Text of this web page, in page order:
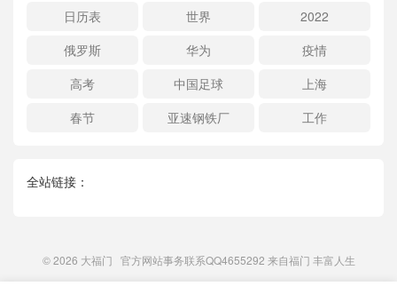
日历表
世界
2022
俄罗斯
华为
疫情
高考
中国足球
上海
春节
亚速钢铁厂 工作
全站链接：
© 2026 大福门 官方网站事务联系QQ4655292 来自福门 丰富人生